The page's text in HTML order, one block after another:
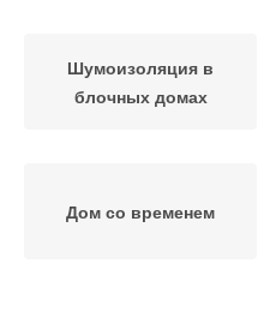
Шумоизоляция в
блочных домах
Дом со временем